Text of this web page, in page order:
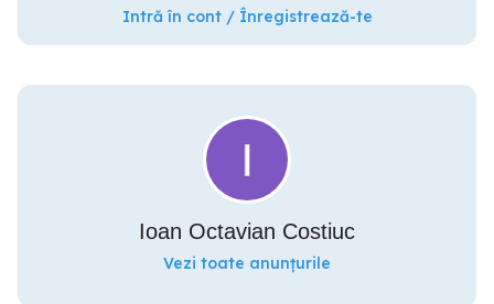
Intră în cont / Înregistrează-te
Ioan Octavian Costiuc
Vezi toate anunțurile